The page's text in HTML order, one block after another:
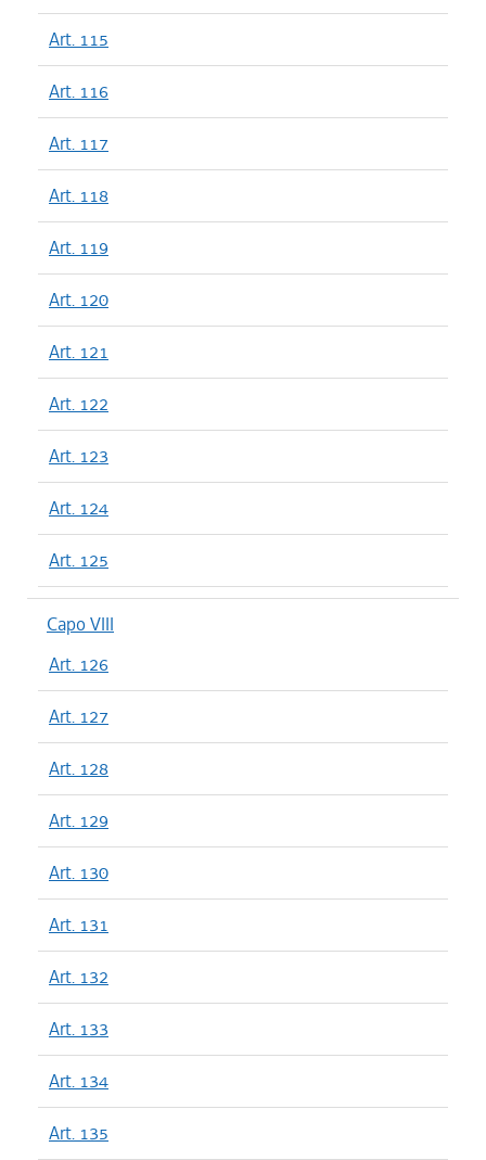
Art. 115
Art. 116
Art. 117
Art. 118
Art. 119
Art. 120
Art. 121
Art. 122
Art. 123
Art. 124
Art. 125
Capo VIII
Art. 126
Art. 127
Art. 128
Art. 129
Art. 130
Art. 131
Art. 132
Art. 133
Art. 134
Art. 135